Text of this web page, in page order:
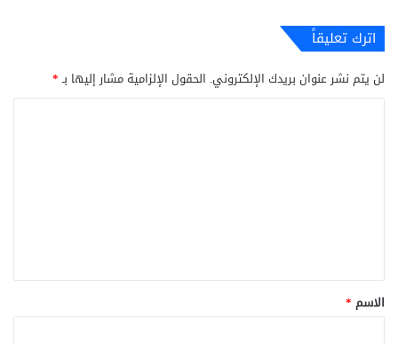
اترك تعليقاً
لن يتم نشر عنوان بريدك الإلكتروني. الحقول الإلزامية مشار إليها بـ*
*
الاسم *